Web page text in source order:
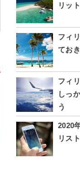
リッ
フィ
てお
フィ
しっ
う
2020
リス